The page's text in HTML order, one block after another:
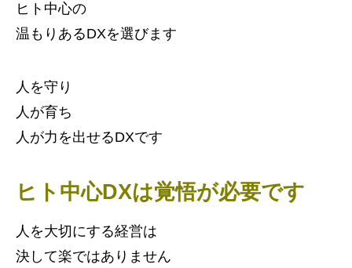
ヒト中心の
温もりあるDXを選びます
人を守り
人が育ち
人が力を出せるDXです
ヒト中心DXは覚悟が必要です
人を大切にする経営は
決して楽ではありません